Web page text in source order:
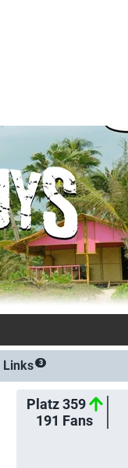
Links 3
Platz 359
191 Fans